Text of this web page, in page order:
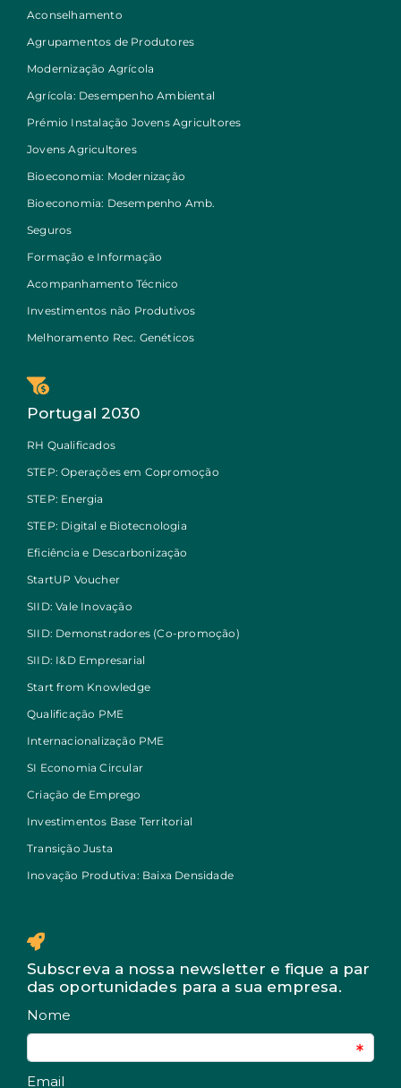
Aconselhamento
Agrupamentos de Produtores
Modernização Agrícola
Agrícola: Desempenho Ambiental
Prémio Instalação Jovens Agricultores
Jovens Agricultores
Bioeconomia: Modernização
Bioeconomia: Desempenho Amb.
Seguros
Formação e Informação
Acompanhamento Técnico
Investimentos não Produtivos
Melhoramento Rec. Genéticos
Portugal 2030
RH Qualificados
STEP: Operações em Copromoção
STEP: Energia
STEP: Digital e Biotecnologia
Eficiência e Descarbonização
StartUP Voucher
SIID: Vale Inovação
SIID: Demonstradores (Co-promoção)
SIID: I&D Empresarial
Start from Knowledge
Qualificação PME
Internacionalização PME
SI Economia Circular
Criação de Emprego
Investimentos Base Territorial
Transição Justa
Inovação Produtiva: Baixa Densidade
Subscreva a nossa newsletter e fique a par
das oportunidades para a sua empresa.